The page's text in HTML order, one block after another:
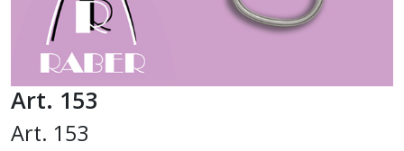
Art. 153
Art. 153